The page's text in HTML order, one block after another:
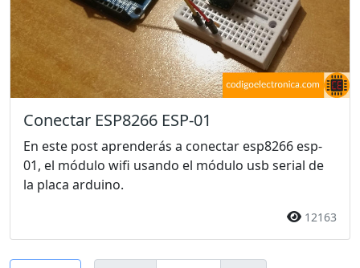
Conectar ESP8266 ESP-01
En este post aprenderás a conectar esp8266 esp-
01, el módulo wifi usando el módulo usb serial de
la placa arduino.
12163